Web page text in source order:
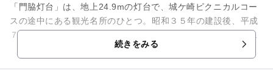
「門脇灯台」は、地上24.9mの灯台で、城ケ崎ピクニカルコー
スの途中にある観光名所のひとつ。昭和３５年の建設後、平成
７年に展望台付きの灯台に改築されました。地上１７ｍのとこ
ろに収容人員３０名の第...続きをみる